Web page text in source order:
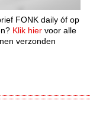
FONK daily óf op
Klik hier voor alle
verzonden